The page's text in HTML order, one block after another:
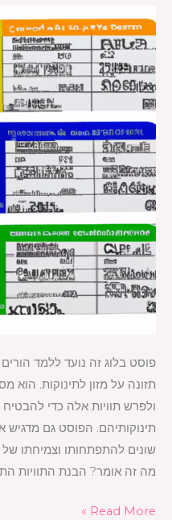
פוסט בלוג זה נועד ללמד
תזונה על מזון לתינוקות. הוא
ולפרש תוויות אלה כדי
תינוקותיהם. הפוסט גם
מה זה אומר? הבנת התוויות
למזון
תינוקות
Read More »